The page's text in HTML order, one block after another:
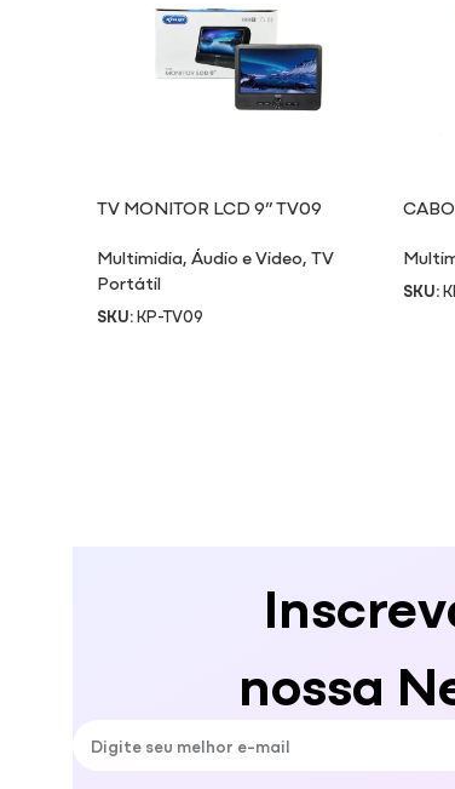
TV MONITOR LCD 9” TV09
Multimidia,Áudio e Video,TV
Portátil
SKU:KP-TV09
SKU:
nossa